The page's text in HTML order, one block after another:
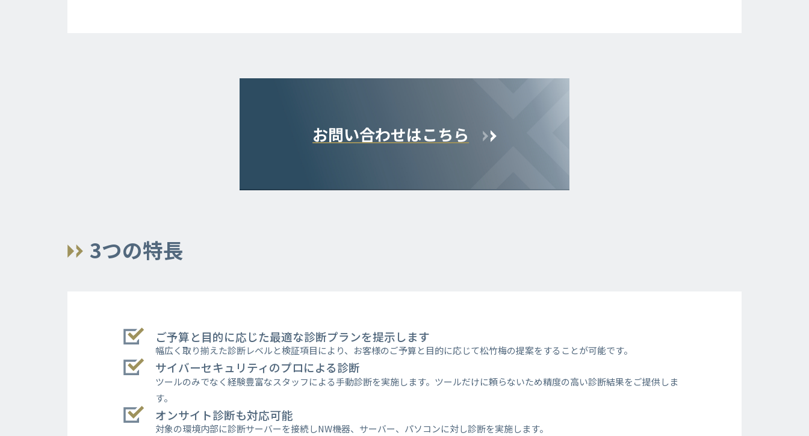
お問い合わせはこちら
3つの特長
ご予算と目的に応じた最適な診断プランを提示します
幅広く取り揃えた診断レベルと検証項目により、お客様のご予算と目的に応じて松竹梅の提案をすることが可能です。
サイバーセキュリティのプロによる診断
ツールのみでなく経験豊富なスタッフによる手動診断を実施します。ツールだけに頼らないため精度の高い診断結果をご提供しま
す。
オンサイト診断も対応可能
対象の環境内部に診断サーバーを接続しNW機器、サーバー、パソコンに対し診断を実施します。